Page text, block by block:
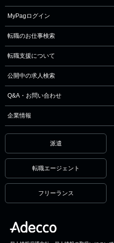
MyPagログイン
転職のお仕事検索
転職支援について
公開中の求人検索
Q&A・お問い合わせ
企業情報
派遣
転職エージェント
フリーランス